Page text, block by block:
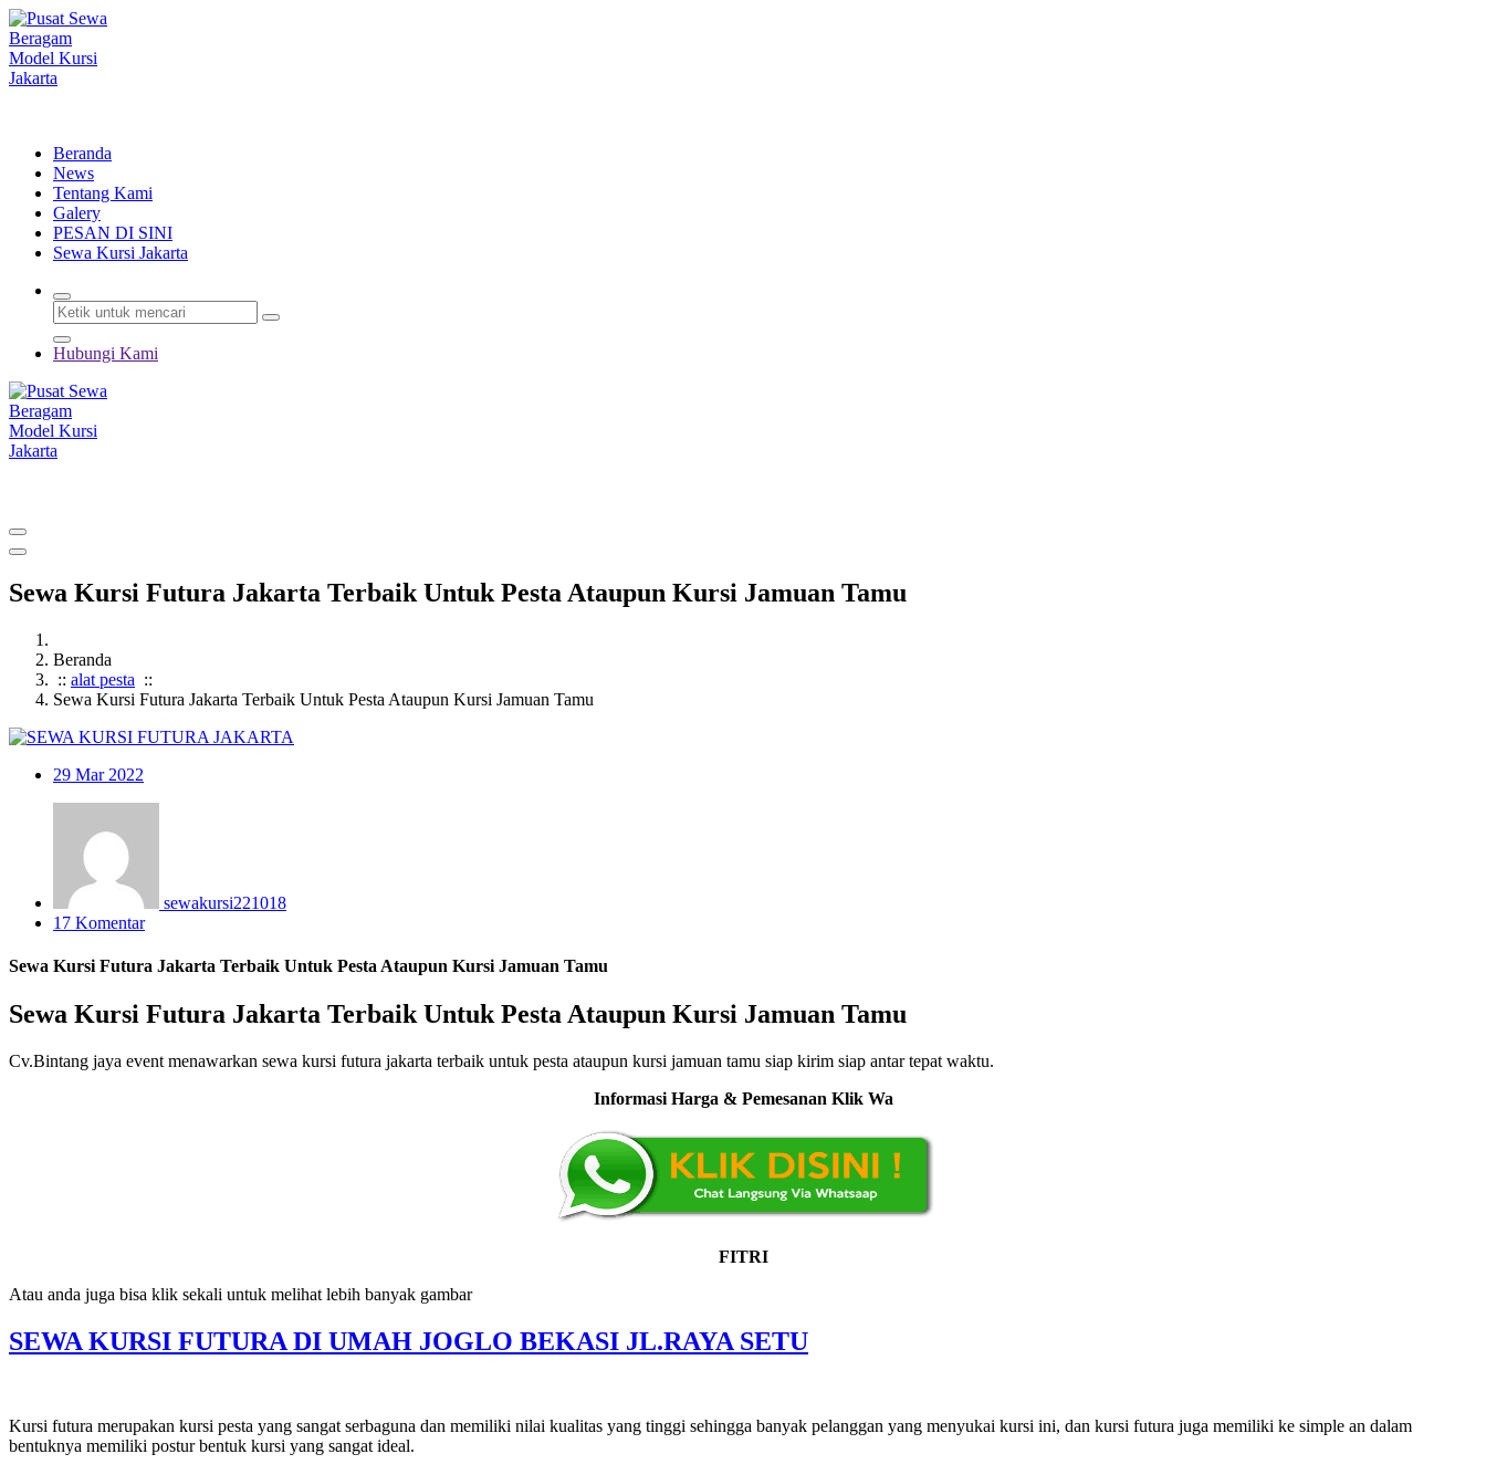
Lewati
ke
konten
Beranda
News
Tentang Kami
Galery
PESAN DI SINI
Sewa Kursi Jakarta
Hubungi Kami
Sewa Kursi Futura Jakarta Terbaik Untuk Pesta Ataupun Kursi Jamuan Tamu
Beranda
:: alat pesta ::
Sewa Kursi Futura Jakarta Terbaik Untuk Pesta Ataupun Kursi Jamuan Tamu
29 Mar 2022
sewakursi221018
17 Komentar
Sewa Kursi Futura Jakarta Terbaik Untuk Pesta Ataupun Kursi Jamuan Tamu
Sewa Kursi Futura Jakarta Terbaik Untuk Pesta Ataupun Kursi Jamuan Tamu
Cv.Bintang jaya event menawarkan sewa kursi futura jakarta terbaik untuk pesta ataupun kursi jamuan tamu siap kirim siap antar tepat waktu.
Informasi Harga & Pemesanan Klik Wa
FITRI
Atau anda juga bisa klik sekali untuk melihat lebih banyak gambar
SEWA KURSI FUTURA DI UMAH JOGLO BEKASI JL.RAYA SETU
Kursi futura merupakan kursi pesta yang sangat serbaguna dan memiliki nilai kualitas yang tinggi sehingga banyak pelanggan yang menyukai kursi ini, dan kursi futura juga memiliki ke simple an dalam
bentuknya memiliki postur bentuk kursi yang sangat ideal.